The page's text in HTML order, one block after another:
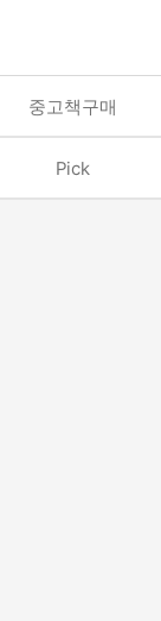
중고책구매
Pick